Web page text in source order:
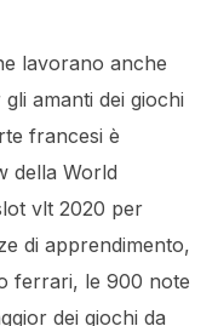
lavorano anche
amanti dei giochi
francesi è
della World
vlt 2020 per
di apprendimento,
ferrari, le 900 note
dei giochi da